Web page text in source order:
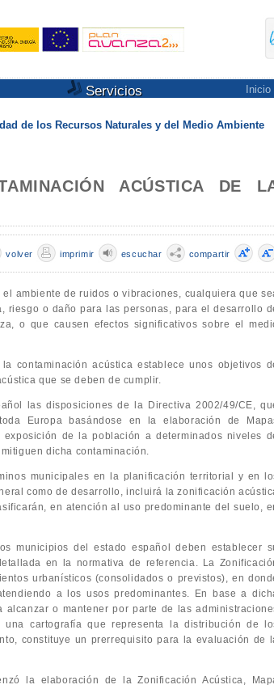
Servicios Inicio
de los Recursos Naturales y del Medio Ambiente
ACÚSTICA DE
compartir
escuchar
imprimir
volver
ambiente de ruidos o vibraciones, cualquiera que
o daño para las personas, para el desarrollo
o que causen efectos significativos sobre el
contaminación acústica establece unos objetivos
que se deben de cumplir.
las disposiciones de la Directiva 2002/49/CE,
Europa basándose en la elaboración de
de la población a determinados niveles
dicha contaminación.
municipales en la planificación territorial y en
como de desarrollo, incluirá la zonificación
en atención al uso predominante del suelo,
municipios del estado español deben establecer
en la normativa de referencia. La
urbanísticos (consolidados o previstos), en
a los usos predominantes. En base a
o mantener por parte de las
cartografía que representa la distribución de
constituye un prerrequisito para la evaluación de
la elaboración de la Zonificación Acústica,